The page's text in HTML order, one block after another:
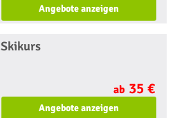
Angebote anzeigen
Skikurs
ab 35 €
Angebote anzeigen